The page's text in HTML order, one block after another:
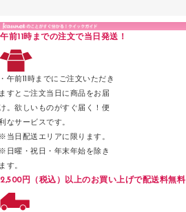
Ｚ式ファイル
２穴リフィル・２穴インデックス
印章用品
ラベル類
メンディングテープ
メッシュケース／ペンケース
フロアケース
ブックエンド／ブックスタンド
午前11時までの注文で当日発送！
午前11時までにご注文いただき
すとご注文当日に商品をお届
。欲しいものがすぐ届く！便
なサービスです。
当日配送エリアに限ります。
日曜・祝日・年末年始を除き
す。
2,500円（税込）以上のお買い上げで配送料無料